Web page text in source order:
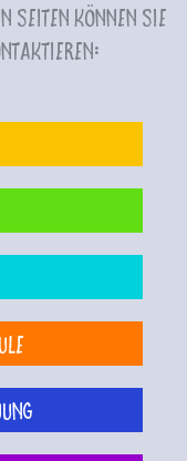
Seiten können Sie